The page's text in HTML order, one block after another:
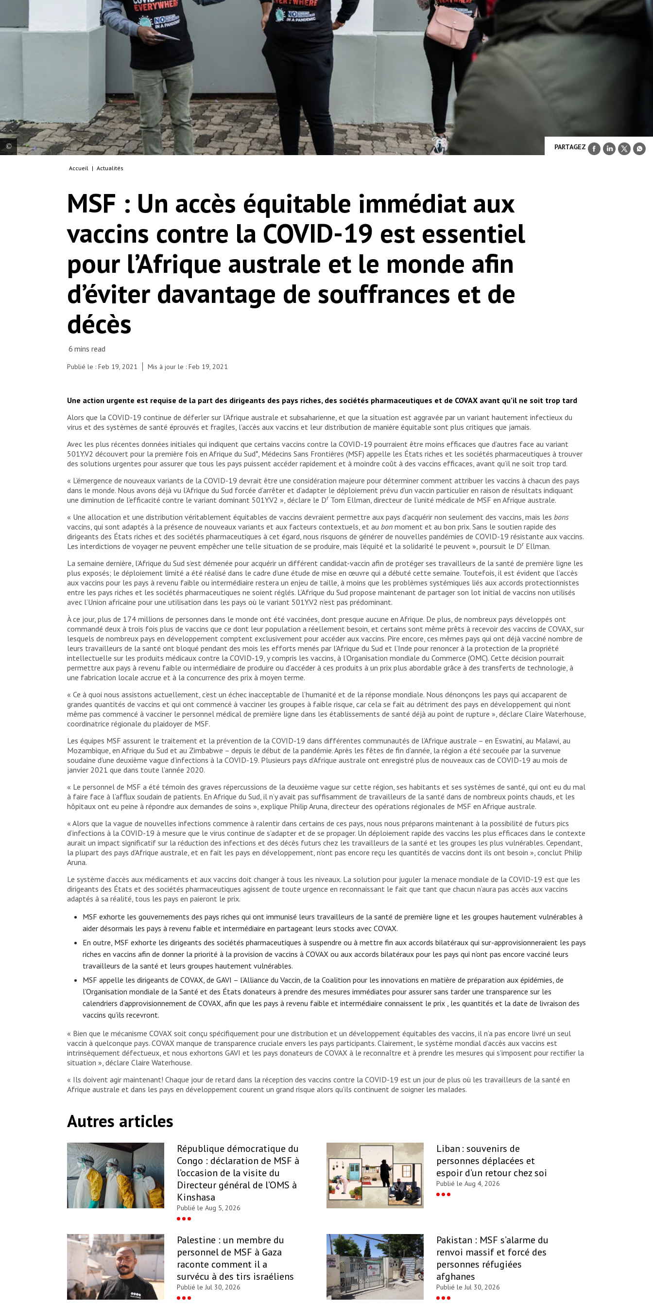
A Australian embassy staff member talks to civil
memorandum to the embassy. Members of
various civil societies gathered outside the
embassies of the United States, United Kingdom,
Australia, Canada, Brazil, and other countries
which opposed a temporary patent waiver on
COVID-19 vaccines which was proposed to the
India. Picketers stood outside embassies and
handed over letters calling on these countries to
support the TRIPS Waiver to allow for more drug
manufacturers to have access to vaccine designs.
PARTAGEZ
Accueil | Actualités
MSF : Un accès équitable immédiat aux
vaccins contre la COVID-19 est essentiel
pour l’Afrique australe et le monde afin
d’éviter davantage de souffrances et de
décès
Publié le : Feb 19, 2021 Mis à jour le : Feb 19, 2021
Une action urgente est requise de la part des dirigeants des pays riches, des sociétés pharmaceutiques et de COVAX avant qu’il ne soit trop tard
Alors que la COVID-19 continue de déferler sur l’Afrique australe et subsaharienne, et que la situation est aggravée par un variant hautement infectieux du
virus et des systèmes de santé éprouvés et fragiles, l’accès aux vaccins et leur distribution de manière équitable sont plus critiques que jamais.
Avec les plus récentes données initiales qui indiquent que certains vaccins contre la COVID-19 pourraient être moins efficaces que d’autres face au variant
501Y.V2 découvert pour la première fois en Afrique du Sud*, Médecins Sans Frontières (MSF) appelle les États riches et les sociétés pharmaceutiques à trouver
des solutions urgentes pour assurer que tous les pays puissent accéder rapidement et à moindre coût à des vaccins efficaces, avant qu’il ne soit trop tard.
« L’émergence de nouveaux variants de la COVID-19 devrait être une considération majeure pour déterminer comment attribuer les vaccins à chacun des pays
dans le monde. Nous avons déjà vu l’Afrique du Sud forcée d’arrêter et d’adapter le déploiement prévu d’un vaccin particulier en raison de résultats indiquant
une diminution de l’efficacité contre le variant dominant 501Y.V2 », déclare le Dr Tom Ellman, directeur de l’unité médicale de MSF en Afrique australe.
« Une allocation et une distribution véritablement équitables de vaccins devraient permettre aux pays d’acquérir non seulement des vaccins, mais les bons
vaccins, qui sont adaptés à la présence de nouveaux variants et aux facteurs contextuels, et au bon moment et au bon prix. Sans le soutien rapide des
dirigeants des États riches et des sociétés pharmaceutiques à cet égard, nous risquons de générer de nouvelles pandémies de COVID-19 résistante aux vaccins.
Les interdictions de voyager ne peuvent empêcher une telle situation de se produire, mais l’équité et la solidarité le peuvent », poursuit le Dr Ellman.
La semaine dernière, l’Afrique du Sud s’est démenée pour acquérir un différent candidat-vaccin afin de protéger ses travailleurs de la santé de première ligne les
plus exposés; le déploiement limité a été réalisé dans le cadre d’une étude de mise en œuvre qui a débuté cette semaine. Toutefois, il est évident que l’accès
aux vaccins pour les pays à revenu faible ou intermédiaire restera un enjeu de taille, à moins que les problèmes systémiques liés aux accords protectionnistes
entre les pays riches et les sociétés pharmaceutiques ne soient réglés. L’Afrique du Sud propose maintenant de partager son lot initial de vaccins non utilisés
avec l’Union africaine pour une utilisation dans les pays où le variant 501Y.V2 n’est pas prédominant.
À ce jour, plus de 174 millions de personnes dans le monde ont été vaccinées, dont presque aucune en Afrique. De plus, de nombreux pays développés ont
commandé deux à trois fois plus de vaccins que ce dont leur population a réellement besoin, et certains sont même prêts à recevoir des vaccins de COVAX, sur
lesquels de nombreux pays en développement comptent exclusivement pour accéder aux vaccins. Pire encore, ces mêmes pays qui ont déjà vacciné nombre de
leurs travailleurs de la santé ont bloqué pendant des mois les efforts menés par l’Afrique du Sud et l’Inde pour renoncer à la protection de la propriété
intellectuelle sur les produits médicaux contre la COVID-19, y compris les vaccins, à l’Organisation mondiale du Commerce (OMC). Cette décision pourrait
permettre aux pays à revenu faible ou intermédiaire de produire ou d’accéder à ces produits à un prix plus abordable grâce à des transferts de technologie, à
une fabrication locale accrue et à la concurrence des prix à moyen terme.
« Ce à quoi nous assistons actuellement, c’est un échec inacceptable de l’humanité et de la réponse mondiale. Nous dénonçons les pays qui accaparent de
grandes quantités de vaccins et qui ont commencé à vacciner les groupes à faible risque, car cela se fait au détriment des pays en développement qui n’ont
même pas commencé à vacciner le personnel médical de première ligne dans les établissements de santé déjà au point de rupture », déclare Claire Waterhouse,
coordinatrice régionale du plaidoyer de MSF.
Les équipes MSF assurent le traitement et la prévention de la COVID-19 dans différentes communautés de l’Afrique australe – en Eswatini, au Malawi, au
Mozambique, en Afrique du Sud et au Zimbabwe – depuis le début de la pandémie. Après les fêtes de fin d’année, la région a été secouée par la survenue
soudaine d’une deuxième vague d’infections à la COVID-19. Plusieurs pays d’Afrique australe ont enregistré plus de nouveaux cas de COVID-19 au mois de
janvier 2021 que dans toute l’année 2020.
« Le personnel de MSF a été témoin des graves répercussions de la deuxième vague sur cette région, ses habitants et ses systèmes de santé, qui ont eu du mal
à faire face à l’afflux soudain de patients. En Afrique du Sud, il n’y avait pas suffisamment de travailleurs de la santé dans de nombreux points chauds, et les
hôpitaux ont eu peine à répondre aux demandes de soins », explique Philip Aruna, directeur des opérations régionales de MSF en Afrique australe.
« Alors que la vague de nouvelles infections commence à ralentir dans certains de ces pays, nous nous préparons maintenant à la possibilité de futurs pics
d’infections à la COVID-19 à mesure que le virus continue de s’adapter et de se propager. Un déploiement rapide des vaccins les plus efficaces dans le contexte
aurait un impact significatif sur la réduction des infections et des décès futurs chez les travailleurs de la santé et les groupes les plus vulnérables. Cependant,
la plupart des pays d’Afrique australe, et en fait les pays en développement, n’ont pas encore reçu les quantités de vaccins dont ils ont besoin », conclut Philip
Aruna.
Le système d’accès aux médicaments et aux vaccins doit changer à tous les niveaux. La solution pour juguler la menace mondiale de la COVID-19 est que les
dirigeants des États et des sociétés pharmaceutiques agissent de toute urgence en reconnaissant le fait que tant que chacun n’aura pas accès aux vaccins
adaptés à sa réalité, tous les pays en paieront le prix.
MSF exhorte les gouvernements des pays riches qui ont immunisé leurs travailleurs de la santé de première ligne et les groupes hautement vulnérables à
aider désormais les pays à revenu faible et intermédiaire en partageant leurs stocks avec COVAX.
En outre, MSF exhorte les dirigeants des sociétés pharmaceutiques à suspendre ou à mettre fin aux accords bilatéraux qui sur-approvisionneraient les pays
riches en vaccins afin de donner la priorité à la provision de vaccins à COVAX ou aux accords bilatéraux pour les pays qui n’ont pas encore vacciné leurs
travailleurs de la santé et leurs groupes hautement vulnérables.
MSF appelle les dirigeants de COVAX, de GAVI – l’Alliance du Vaccin, de la Coalition pour les innovations en matière de préparation aux épidémies, de
l’Organisation mondiale de la Santé et des États donateurs à prendre des mesures immédiates pour assurer sans tarder une transparence sur les
calendriers d’approvisionnement de COVAX, afin que les pays à revenu faible et intermédiaire connaissent le prix , les quantités et la date de livraison des
vaccins qu’ils recevront.
« Bien que le mécanisme COVAX soit conçu spécifiquement pour une distribution et un développement équitables des vaccins, il n’a pas encore livré un seul
vaccin à quelconque pays. COVAX manque de transparence cruciale envers les pays participants. Clairement, le système mondial d’accès aux vaccins est
intrinsèquement défectueux, et nous exhortons GAVI et les pays donateurs de COVAX à le reconnaître et à prendre les mesures qui s’imposent pour rectifier la
situation », déclare Claire Waterhouse.
« Ils doivent agir maintenant! Chaque jour de retard dans la réception des vaccins contre la COVID-19 est un jour de plus où les travailleurs de la santé en
Afrique australe et dans les pays en développement courent un grand risque alors qu’ils continuent de soigner les malades.
Autres articles
République démocratique du
Congo : déclaration de MSF à
l’occasion de la visite du
Directeur général de l’OMS à
Kinshasa
Publié le Aug 5, 2026
Liban : souvenirs de
personnes déplacées et
espoir d’un retour chez soi
Publié le Aug 4, 2026
Palestine : un membre du
personnel de MSF à Gaza
raconte comment il a
survécu à des tirs israéliens
Publié le Jul 30, 2026
Pakistan : MSF s’alarme du
renvoi massif et forcé des
personnes réfugiées
afghanes
Publié le Jul 30, 2026